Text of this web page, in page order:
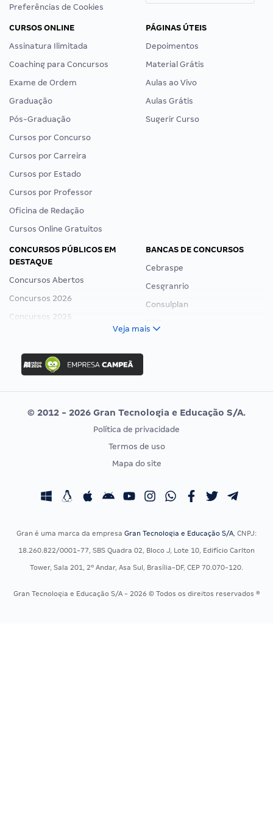
Preferências de Cookies
CURSOS ONLINE
Assinatura Ilimitada
Coaching para Concursos
Exame de Ordem
Graduação
Pós-Graduação
Cursos por Concurso
Cursos por Carreira
Cursos por Estado
Cursos por Professor
Oficina de Redação
Cursos Online Gratuitos
PÁGINAS ÚTEIS
Depoimentos
Material Grátis
Aulas ao Vivo
Aulas Grátis
Sugerir Curso
CONCURSOS PÚBLICOS EM
DESTAQUE
Concursos Abertos
Concursos 2026
Concursos 2025
Concurso Ibama
Concurso MPU
Editais publicados
BANCAS DE CONCURSOS
Cebraspe
Cesgranrio
Consulplan
Vunesp
CONCURSOS POR PROFISSÃO
Concursos Fiscais
Residência Multiprofissional
EXAME DE ORDEM
Calendário OAB
Veja mais
© 2012 - 2026 Gran Tecnologia e Educação S/A.
Política de privacidade
Termos de uso
Mapa do site
Gran é uma marca da empresa Gran Tecnologia e Educação S/A, CNPJ:
18.260.822/0001-77, SBS Quadra 02, Bloco J, Lote 10, Edifício Carlton
Tower, Sala 201, 2º Andar, Asa Sul, Brasília-DF, CEP 70.070-120.
Gran Tecnologia e Educação S/A - 2026 © Todos os direitos reservados ®